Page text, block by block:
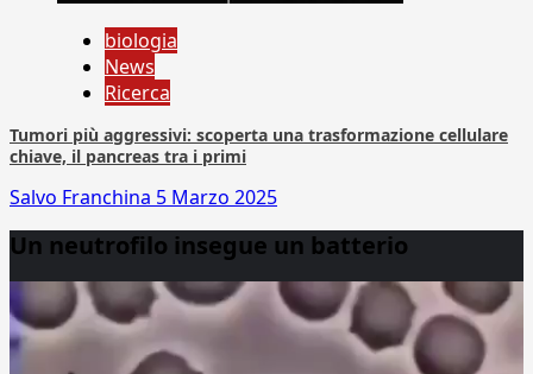
biologia
News
Ricerca
Tumori più aggressivi: scoperta una trasformazione cellulare
chiave, il pancreas tra i primi
Salvo Franchina 5 Marzo 2025
Un neutrofilo insegue un batterio
Player